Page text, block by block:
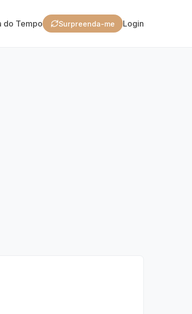
do Tempo Surpreenda-me Login